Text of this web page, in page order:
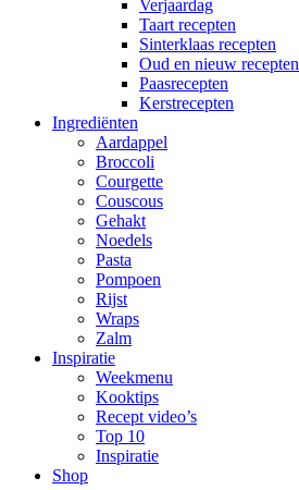
Verjaardag
Taart recepten
Sinterklaas recepten
Oud en nieuw recepten
Paasrecepten
Kerstrecepten
Ingrediënten
Aardappel
Broccoli
Courgette
Couscous
Gehakt
Noedels
Pasta
Pompoen
Rijst
Wraps
Zalm
Inspiratie
Weekmenu
Kooktips
Recept video’s
Top 10
Inspiratie
Shop